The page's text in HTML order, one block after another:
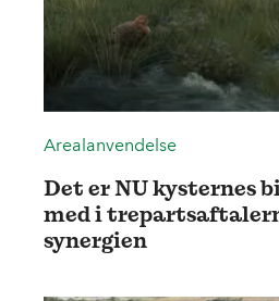
Arealanvendelse
Det er NU kysternes
med i
synergien